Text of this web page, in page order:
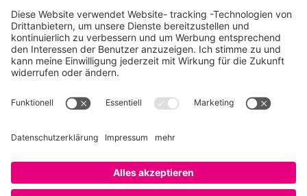
Impressum
Impressum
Cookie-Richtlinie (EU)